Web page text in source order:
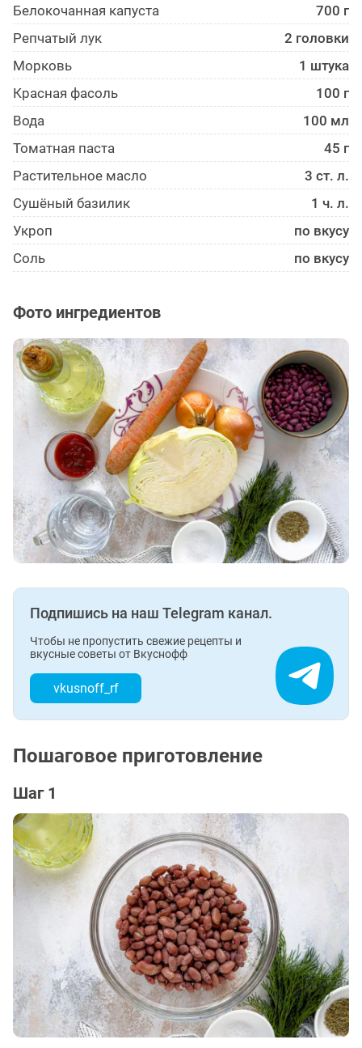
Белокоча­нная капуста
700 г
Репчатый лук
2 головки
Морковь
1 штука
Красная фасоль
100 г
Вода
100 мл
Томатная паста
45 г
Растительное масло
3 ст. л.
Сушёный базилик
1 ч. л.
Укроп
по вкусу
Соль
по вкусу
Фото ингредиентов
Подпишись на наш Telegram канал.
Чтобы не пропустить свежие рецепты и
вкусные советы от Вкуснофф
vkusnoff_rf
Пошаговое приготовление
Шаг 1